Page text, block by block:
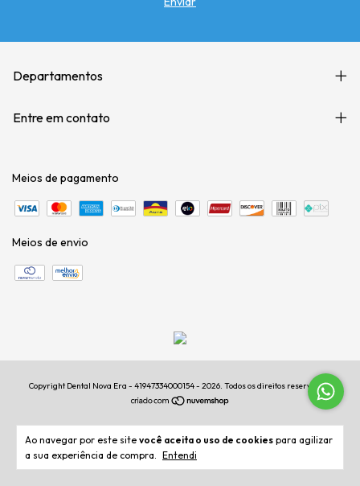
Ao navegar por este site você aceita o uso de cookies para agilizar
a sua experiência de compra. Entendi
Departamentos
Entre em contato
Meios de pagamento
Meios de envio
Copyright Dental Nova Era - 41947334000154 - 2026. Todos os direitos reservados.